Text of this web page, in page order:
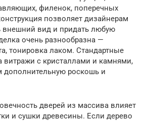
филенок, поперечных
позволяет дизайнерам
внешний вид и придать любую
очень разнообразна —
тонировка лаком. Стандартные
витражи с кристаллами и камнями,
дополнительную роскошь и
дверей из массива влияет
и сушки древесины. Если дерево